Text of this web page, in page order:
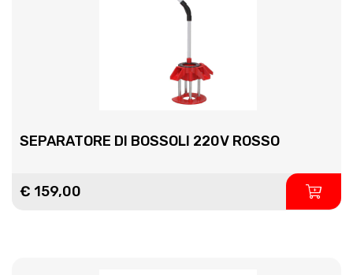
SEPARATORE DI BOSSOLI 220V ROSSO
€ 159,00